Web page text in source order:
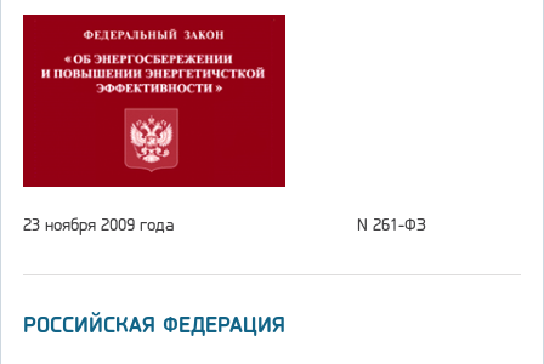
23 ноября 2009 года N 261-ФЗ
РОССИЙСКАЯ ФЕДЕРАЦИЯ